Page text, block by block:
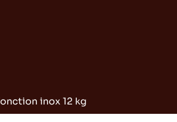
inox 12 kg